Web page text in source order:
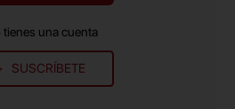
tienes una cuenta
SUSCRÍBETE